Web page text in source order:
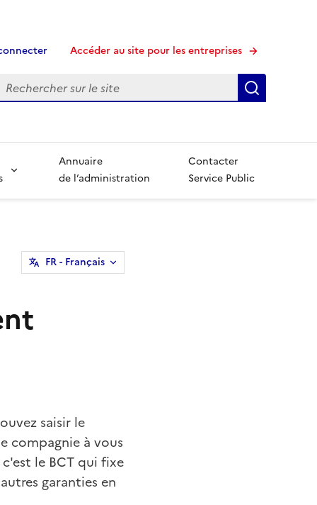
Accéder au site pour les entreprises
Recherche
Annuaire
de l’administration
Contacter
Service Public
FR- Français
saisir le
compagnie à vous
le BCT qui fixe
garanties en